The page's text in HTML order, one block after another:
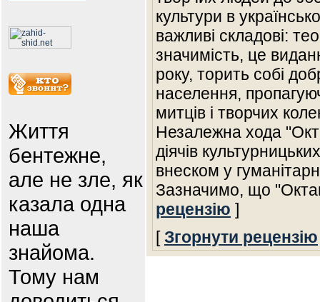
Життя
бентежне,
але не зле, як
казала одна
наша
знайома.
Тому нам
культури в
важливі складові:
значимість, це
року, торить собі
населення,
митців і творчих
Незалежна хода
діячів
внеском у
Зазначимо, що
рецензію ]
[Згорнути рецензію